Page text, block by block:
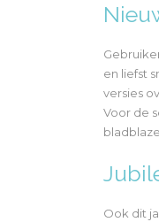
en liefst
versies
Voor de
Ook dit